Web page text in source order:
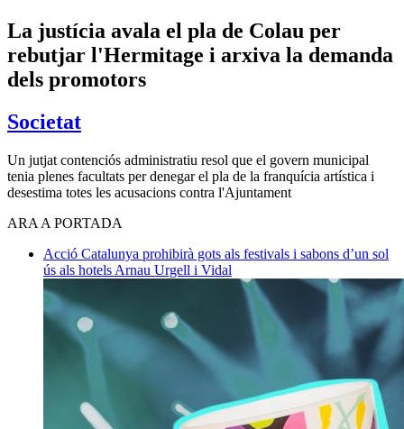
La justícia avala el pla de Colau per
rebutjar l'Hermitage i arxiva la demanda
dels promotors
Societat
Un jutjat contenciós administratiu resol que el govern municipal
tenia plenes facultats per denegar el pla de la franquícia artística i
desestima totes les acusacions contra l'Ajuntament
ARA A PORTADA
Acció Catalunya prohibirà gots als festivals i sabons d’un sol
ús als hotels Arnau Urgell i Vidal